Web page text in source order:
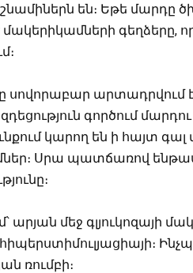
են։ Եթե մարդը
գեղձերը,
սովորաբար արտադրվում
գործում
կարող են ի հայտ
Սրա պատճառով
արյան մեջ գլյուկոզայի
ռումբի։